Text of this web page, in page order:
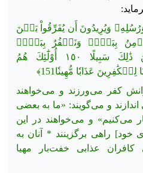
وَيُرِيدُونَ أَن يُفَرِّقُواْ بَيۡنَ
نُؤۡمِنُ بِبَعۡضٖ وَنَكۡفُرُ بِبَعۡضٖ
وَيُرِيدُونَ أَن يَتَّخِذُواْ بَيۡنَ ذَٰلِكَ سَبِيلًا ١٥٠ أُوْلَٰٓئِكَ هُمُ
عَذَابٗا مُّهِينٗا151﴾
كفر مى‌ورزند و مى‌خواهند
اندازند و مى‌گویند: «ما به بعضى
مى‌كنیم» و مى‌خواهند در این
خود] راهى برگزینند * آنان به
عذابى خفت‌بار مهیا